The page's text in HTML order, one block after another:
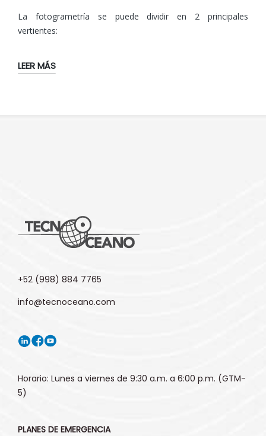
La fotogrametría se puede dividir en 2 principales
vertientes:
LEER MÁS
+52 (998) 884 7765
info@tecnoceano.com
Horario: Lunes a viernes de 9:30 a.m. a 6:00 p.m. (GTM-
5)
PLANES DE EMERGENCIA